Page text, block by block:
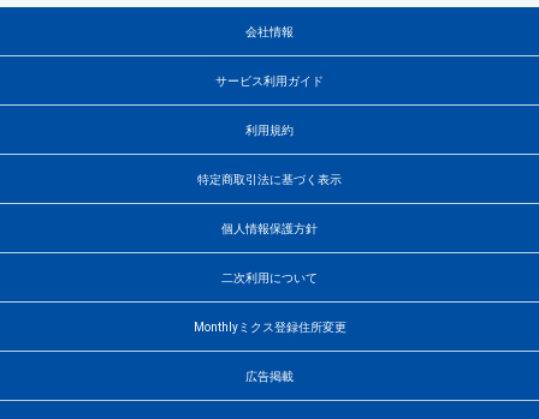
会社情報
サービス利用ガイド
利用規約
特定商取引法に基づく表示
個人情報保護方針
二次利用について
Monthlyミクス登録住所変更
広告掲載